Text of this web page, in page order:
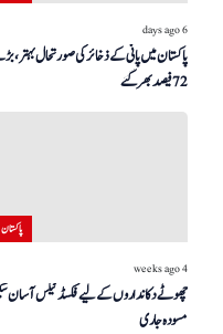
6 days ago
پاکستان میں پانی کے ذخائر کی صورتحال بہتر،
72 فیصد بھر گئے
پاکستان
4 weeks ago
چھوٹے دکانداروں کے لیے فکسڈ ٹیکس آسان سکیم
مسودہ جاری